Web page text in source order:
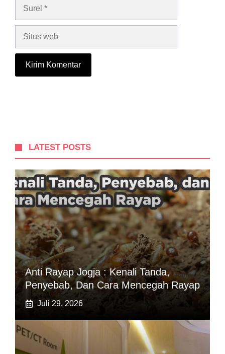
Surel
Situs
LATEST POSTS
Anti Rayap Jogja : Kenali Tanda,
Penyebab, Dan Cara Mencegah Rayap
Juli 29, 2026